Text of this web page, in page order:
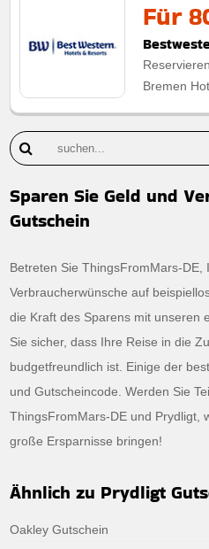
Für
Bremen
Sparen Sie Geld und
Gutschein
Betreten Sie ThingsFromMars-DE,
Verbraucherwünsche auf
die Kraft des Sparens mit unseren
Sie sicher, dass Ihre Reise in die
budgetfreundlich ist. Einige der
und Gutscheincode. Werden Sie
ThingsFromMars-DE und Prydligt,
große Ersparnisse bringen!
Ähnlich zu Prydligt
Oakley Gutschein